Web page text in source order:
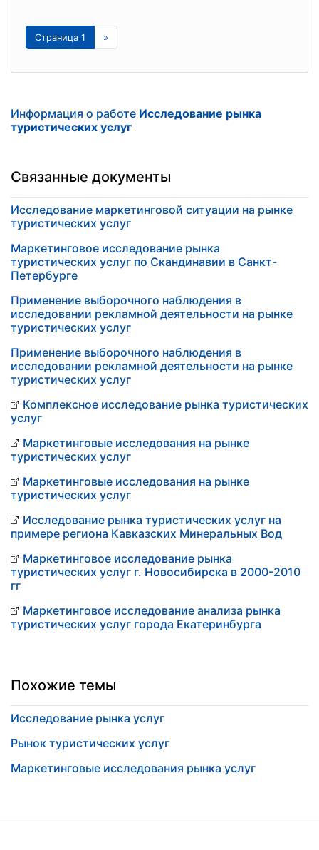
Страница 1 »
Информация о работе Исследование рынка
туристических услуг
Связанные документы
Исследование маркетинговой ситуации на рынке
туристических услуг
Маркетинговое исследование рынка
туристических услуг по Скандинавии в Санкт-
Петербурге
Применение выборочного наблюдения в
исследовании рекламной деятельности на рынке
туристических услуг
Применение выборочного наблюдения в
исследовании рекламной деятельности на рынке
туристических услуг
Комплексное исследование рынка туристических
услуг
Маркетинговые исследования на рынке
туристических услуг
Маркетинговые исследования на рынке
туристических услуг
Исследование рынка туристических услуг на
примере региона Кавказских Минеральных Вод
Маркетинговое исследование рынка
туристических услуг г. Новосибирска в 2000-2010
гг
Маркетинговое исследование анализа рынка
туристических услуг города Екатеринбурга
Похожие темы
Исследование рынка услуг
Рынок туристических услуг
Маркетинговые исследования рынка услуг